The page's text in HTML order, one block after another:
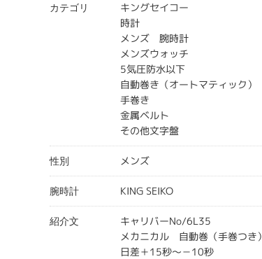
カテゴリ
キングセイコー
時計
メンズ 腕時計
メンズウォッチ
5気圧防水以下
自動巻き（オートマティック）
手巻き
金属ベルト
その他文字盤
性別 メンズ
腕時計 KING SEIKO
紹介文
キャリバーNo/6L35
メカニカル 自動巻（手巻つき）
日差＋15秒～－10秒